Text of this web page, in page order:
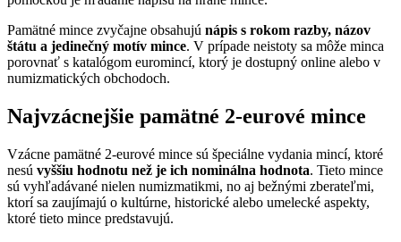
Pamätné mince zvyčajne obsahujú nápis s rokom razby, názov
štátu a jedinečný motív mince. V prípade neistoty sa môže minca
porovnať s katalógom euromincí, ktorý je dostupný online alebo v
numizmatických obchodoch.
Najvzácnejšie pamätné 2-eurové mince
Vzácne pamätné 2-eurové mince sú špeciálne vydania mincí, ktoré
nesú vyššiu hodnotu než je ich nominálna hodnota. Tieto mince
sú vyhľadávané nielen numizmatikmi, no aj bežnými zberateľmi,
ktorí sa zaujímajú o kultúrne, historické alebo umelecké aspekty,
ktoré tieto mince predstavujú.